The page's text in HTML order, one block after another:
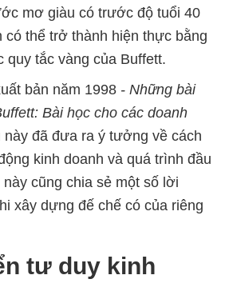
mơ giàu có trước độ tuổi 40
có thể trở thành hiện thực bằng
quy tắc vàng của Buffett.
bản năm 1998 - Những bài
Bài học cho các doanh
này đã đưa ra ý tưởng về cách
kinh doanh và quá trình đầu
cũng chia sẻ một số lời
xây dựng đế chế có của riêng
tư duy kinh